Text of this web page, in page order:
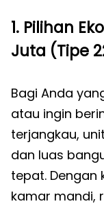
1. Pilihan
Juta (Tipe
Bagi Anda
atau ingin
terjangkau,
dan luas
tepat. Dengan
kamar mandi,